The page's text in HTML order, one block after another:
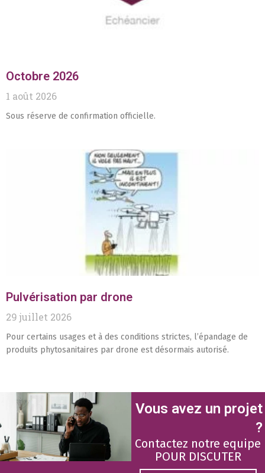
Octobre 2026
1 août 2026
Sous réserve de confirmation officielle.
Pulvérisation par drone
29 juillet 2026
Pour certains usages et à des conditions strictes, l’épandage de
produits phytosanitaires par drone est désormais autorisé.
Vous avez un projet
?
Contactez notre equipe
POUR DISCUTER